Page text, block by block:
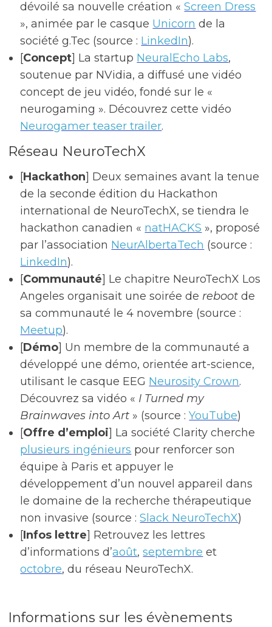
dévoilé sa nouvelle création «Screen Dress
», animée par le casque Unicorn de la
société g.Tec (source : LinkedIn).
[Concept] La startup NeuralEcho Labs,
soutenue par NVidia, a diffusé une vidéo
concept de jeu vidéo, fondé sur le «
neurogaming ». Découvrez cette vidéo
Neurogamer teaser trailer.
Réseau NeuroTechX
[Hackathon] Deux semaines avant la tenue
de la seconde édition du Hackathon
international de NeuroTechX, se tiendra le
hackathon canadien « natHACKS », proposé
par l’association NeurAlbertaTech (source :
LinkedIn).
[Communauté] Le chapitre NeuroTechX Los
Angeles organisait une soirée de reboot de
sa communauté le 4 novembre (source :
Meetup).
[Démo] Un membre de la communauté a
développé une démo, orientée art-science,
utilisant le casque EEG Neurosity Crown.
Découvrez sa vidéo « I Turned my
Brainwaves into Art » (source :YouTube)
[Offre d’emploi] La société Clarity cherche
plusieurs ingénieurs pour renforcer son
équipe à Paris et appuyer le
développement d’un nouvel appareil dans
le domaine de la recherche thérapeutique
non invasive (source :Slack NeuroTechX)
[Infos lettre] Retrouvez les lettres
d’informations d’août,septembre et
octobre, du réseau NeuroTechX.
Informations sur les évènements